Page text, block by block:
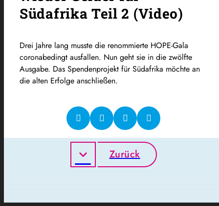
Südafrika Teil 2 (Video)
Drei Jahre lang musste die renommierte HOPE-Gala
coronabedingt ausfallen. Nun geht sie in die zwölfte
Ausgabe. Das Spendenprojekt für Südafrika möchte an
die alten Erfolge anschließen.
Zurück